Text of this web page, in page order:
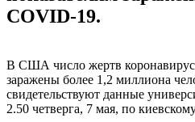
COVID-19.
В США число жертв
заражены более 1,2 миллиона
свидетельствуют данные
2.50 четверга, 7 мая, по